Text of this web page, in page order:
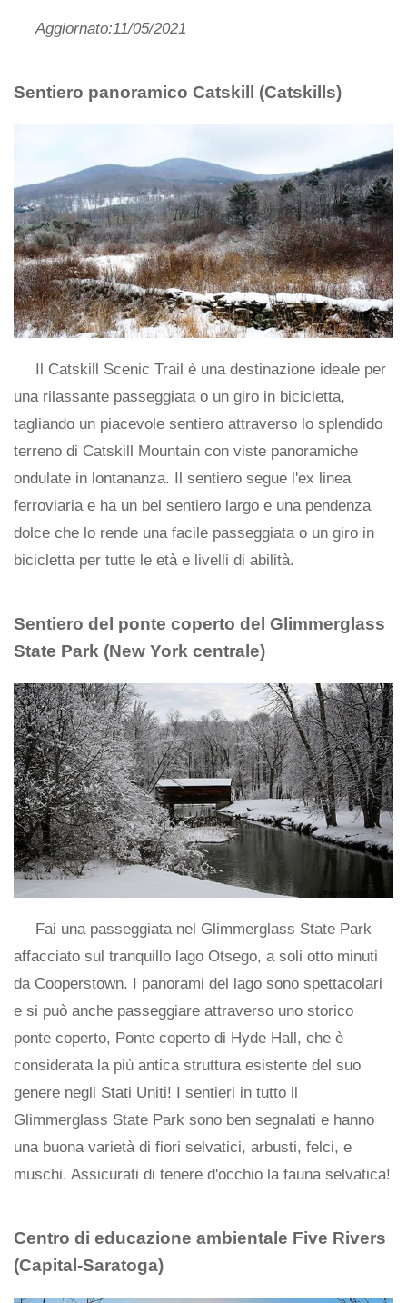
Aggiornato:11/05/2021
Sentiero panoramico Catskill (Catskills)
Il Catskill Scenic Trail è una destinazione ideale per
una rilassante passeggiata o un giro in bicicletta,
tagliando un piacevole sentiero attraverso lo splendido
terreno di Catskill Mountain con viste panoramiche
ondulate in lontananza. Il sentiero segue l'ex linea
ferroviaria e ha un bel sentiero largo e una pendenza
dolce che lo rende una facile passeggiata o un giro in
bicicletta per tutte le età e livelli di abilità.
Sentiero del ponte coperto del Glimmerglass
State Park (New York centrale)
Fai una passeggiata nel Glimmerglass State Park
affacciato sul tranquillo lago Otsego, a soli otto minuti
da Cooperstown. I panorami del lago sono spettacolari
e si può anche passeggiare attraverso uno storico
ponte coperto, Ponte coperto di Hyde Hall, che è
considerata la più antica struttura esistente del suo
genere negli Stati Uniti! I sentieri in tutto il
Glimmerglass State Park sono ben segnalati e hanno
una buona varietà di fiori selvatici, arbusti, felci, e
muschi. Assicurati di tenere d'occhio la fauna selvatica!
Centro di educazione ambientale Five Rivers
(Capital-Saratoga)